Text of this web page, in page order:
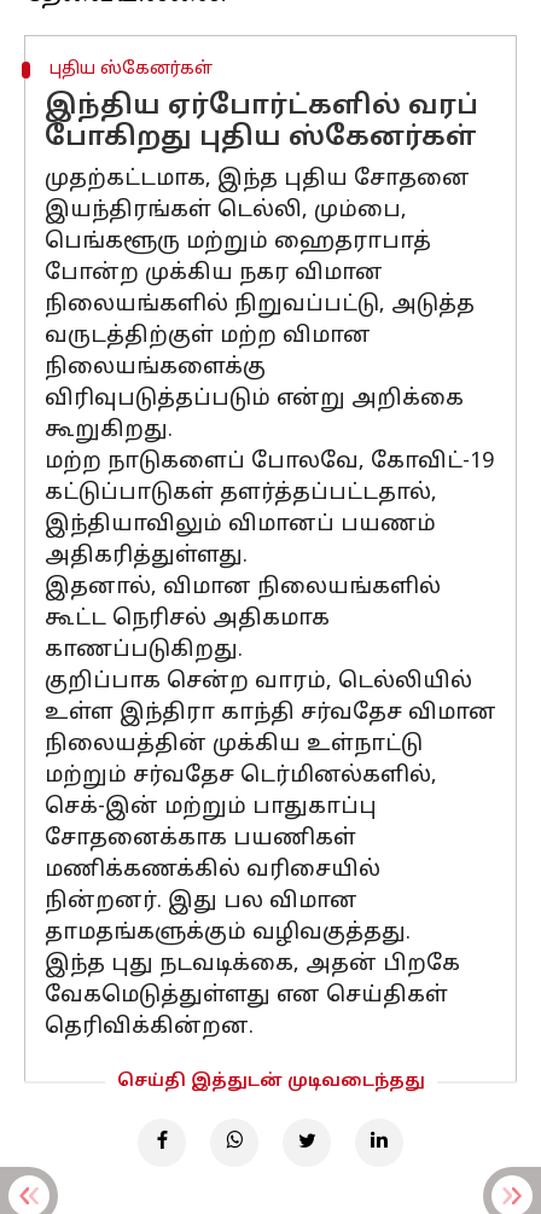
புதிய ஸ்கேனர்கள்
இந்திய ஏர்போர்ட்களில் வரப்
போகிறது புதிய ஸ்கேனர்கள்
முதற்கட்டமாக, இந்த புதிய சோதனை
இயந்திரங்கள் டெல்லி, மும்பை,
பெங்களூரு மற்றும் ஹைதராபாத்
போன்ற முக்கிய நகர விமான
நிலையங்களில் நிறுவப்பட்டு, அடுத்த
வருடத்திற்குள் மற்ற விமான
நிலையங்களைக்கு
விரிவுபடுத்தப்படும் என்று அறிக்கை
கூறுகிறது.
மற்ற நாடுகளைப் போலவே, கோவிட்-19
கட்டுப்பாடுகள் தளர்த்தப்பட்டதால்,
இந்தியாவிலும் விமானப் பயணம்
அதிகரித்துள்ளது.
இதனால், விமான நிலையங்களில்
கூட்ட நெரிசல் அதிகமாக
காணப்படுகிறது.
குறிப்பாக சென்ற வாரம், டெல்லியில்
உள்ள இந்திரா காந்தி சர்வதேச விமான
நிலையத்தின் முக்கிய உள்நாட்டு
மற்றும் சர்வதேச டெர்மினல்களில்,
செக்-இன் மற்றும் பாதுகாப்பு
சோதனைக்காக பயணிகள்
மணிக்கணக்கில் வரிசையில்
நின்றனர். இது பல விமான
தாமதங்களுக்கும் வழிவகுத்தது.
இந்த புது நடவடிக்கை, அதன் பிறகே
வேகமெடுத்துள்ளது என செய்திகள்
தெரிவிக்கின்றன.
செய்தி இத்துடன் முடிவடைந்தது